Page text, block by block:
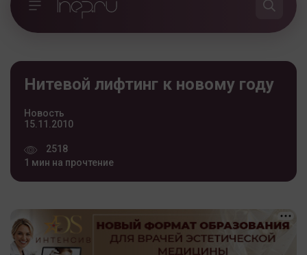
Нитевой лифтинг к новому году
Новость
15.11.2010
2518
1 мин на прочтение